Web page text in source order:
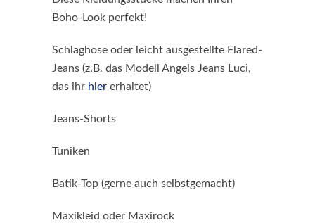
Boho-Look perfekt!
Schlaghose oder leicht ausgestellte Flared-
Jeans (z.B. das Modell Angels Jeans Luci,
das ihr hier erhaltet)
Jeans-Shorts
Tuniken
Batik-Top (gerne auch selbstgemacht)
Maxikleid oder Maxirock